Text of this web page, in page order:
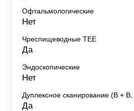
Офтальмологические
Нет
Чреспищеводные TEE
Да
Эндоскопические
Нет
Дуплексное сканирование (В +
Да